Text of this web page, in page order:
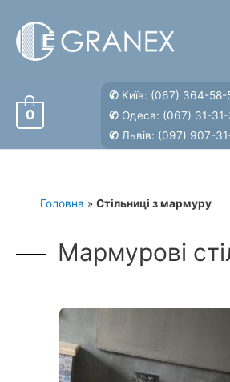
вмісту
0
✆ Київ: (067) 364-58-
✆ Одеса: (067) 31-
✆ Львів: (097) 907-
Головна » Стільниці з мармуру
Мармурові